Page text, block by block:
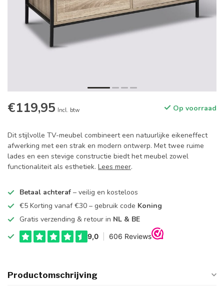
€119,95 Incl. btw Op voorraad
Dit stijlvolle TV-meubel combineert een natuurlijke eikeneffect
afwerking met een strak en modern ontwerp. Met twee ruime
lades en een stevige constructie biedt het meubel zowel
functionaliteit als esthetiek. Lees meer.
Betaal achteraf – veilig en kosteloos
€5 Korting vanaf €30 – gebruik code Koning
Gratis verzending & retour in NL & BE
Productomschrijving